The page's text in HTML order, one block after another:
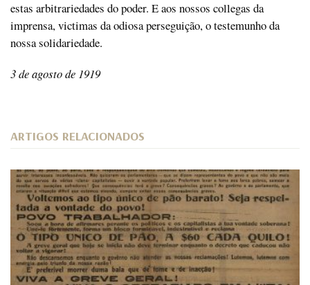
estas arbitrariedades do poder. E aos nossos collegas da
imprensa, victimas da odiosa perseguição, o testemunho da
nossa solidariedade.
3 de agosto de 1919
ARTIGOS RELACIONADOS